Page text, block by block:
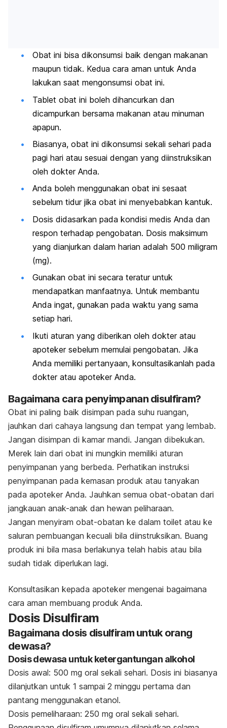
Obat ini bisa dikonsumsi baik dengan makanan
maupun tidak. Kedua cara aman untuk Anda
lakukan saat mengonsumsi obat ini.
Tablet obat ini boleh dihancurkan dan
dicampurkan bersama makanan atau minuman
apapun.
Biasanya, obat ini dikonsumsi sekali sehari pada
pagi hari atau sesuai dengan yang diinstruksikan
oleh dokter Anda.
Anda boleh menggunakan obat ini sesaat
sebelum tidur jika obat ini menyebabkan kantuk.
Dosis didasarkan pada kondisi medis Anda dan
respon terhadap pengobatan. Dosis maksimum
yang dianjurkan dalam harian adalah 500 miligram
(mg).
Gunakan obat ini secara teratur untuk
mendapatkan manfaatnya. Untuk membantu
Anda ingat, gunakan pada waktu yang sama
setiap hari.
Ikuti aturan yang diberikan oleh dokter atau
apoteker sebelum memulai pengobatan. Jika
Anda memiliki pertanyaan, konsultasikanlah pada
dokter atau apoteker Anda.
Bagaimana cara penyimpanan disulfiram?
Obat ini paling baik disimpan pada suhu ruangan,
jauhkan dari cahaya langsung dan tempat yang lembab.
Jangan disimpan di kamar mandi. Jangan dibekukan.
Merek lain dari obat ini mungkin memiliki aturan
penyimpanan yang berbeda. Perhatikan instruksi
penyimpanan pada kemasan produk atau tanyakan
pada apoteker Anda. Jauhkan semua obat-obatan dari
jangkauan anak-anak dan hewan peliharaan.
Jangan menyiram obat-obatan ke dalam toilet atau ke
saluran pembuangan kecuali bila diinstruksikan. Buang
produk ini bila masa berlakunya telah habis atau bila
sudah tidak diperlukan lagi.
Konsultasikan kepada apoteker mengenai bagaimana
cara aman membuang produk Anda.
Dosis Disulfiram
Bagaimana dosis disulfiram untuk orang
dewasa?
Dosis dewasa untuk ketergantungan alkohol
Dosis awal: 500 mg oral sekali sehari. Dosis ini biasanya
dilanjutkan untuk 1 sampai 2 minggu pertama dan
pantang menggunakan etanol.
Dosis pemeliharaan: 250 mg oral sekali sehari.